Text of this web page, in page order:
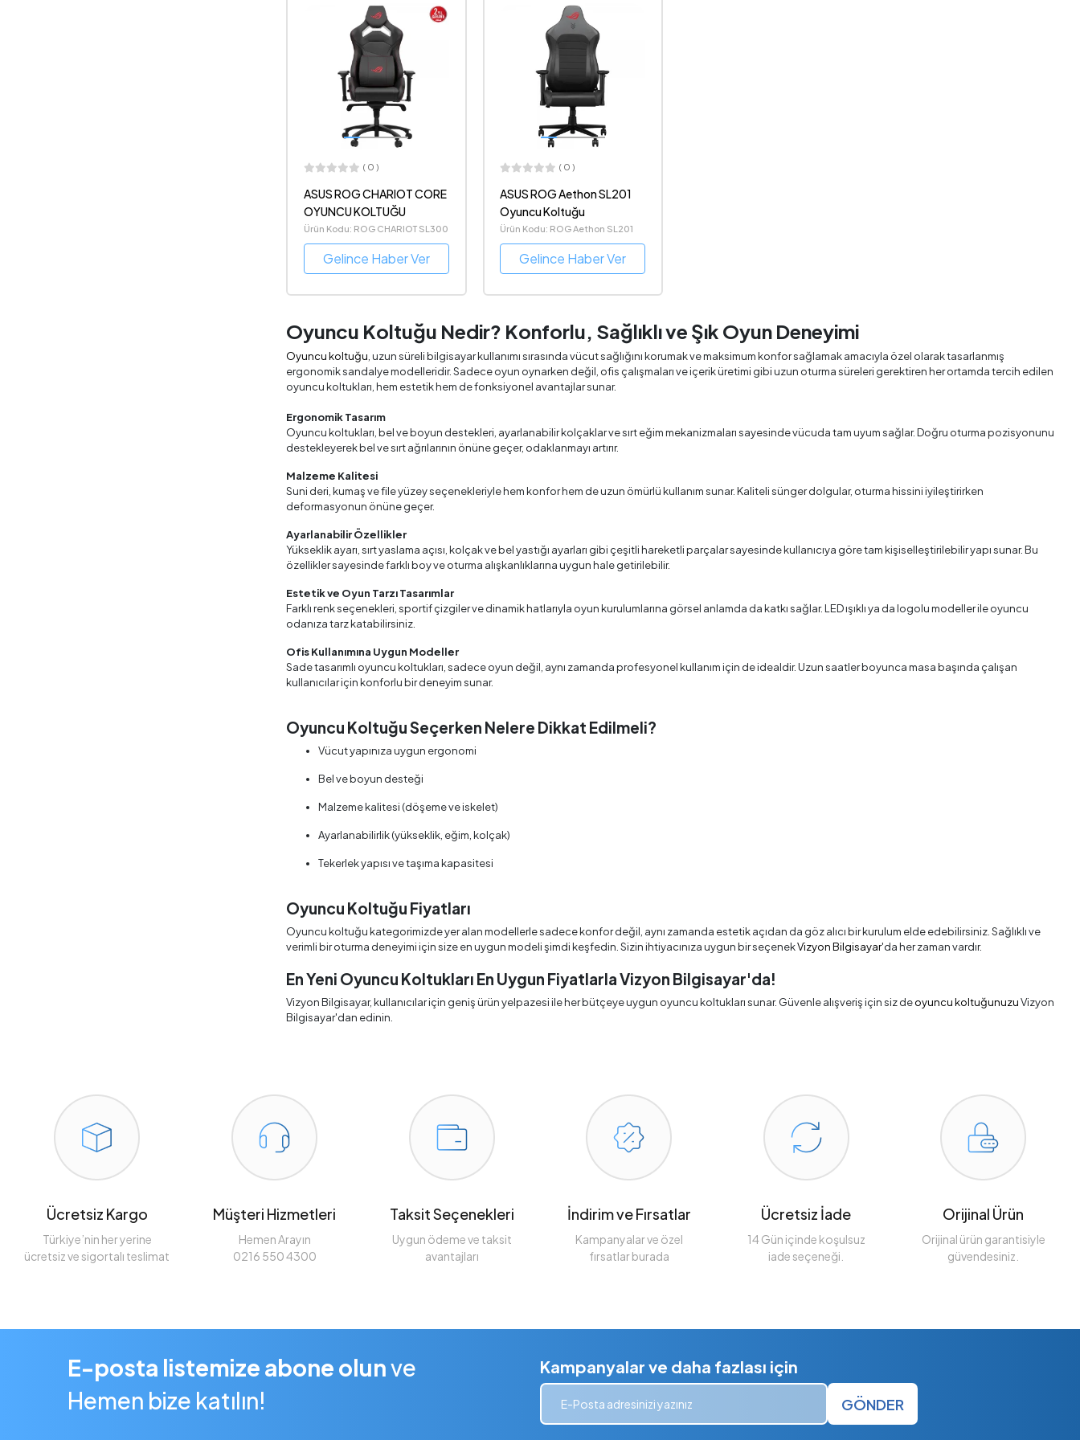
( 0 )
ASUS ROG CHARIOT CORE
OYUNCU KOLTUĞU
Ürün Kodu: ROG CHARIOT SL300
Gelince Haber Ver
( 0 )
ASUS ROG Aethon SL201
Oyuncu Koltuğu
Ürün Kodu: ROG Aethon SL201
Gelince Haber Ver
Oyuncu Koltuğu Nedir? Konforlu, Sağlıklı ve Şık Oyun Deneyimi
Oyuncu koltuğu , uzun süreli bilgisayar kullanımı sırasında vücut sağlığını korumak ve maksimum konfor sağlamak amacıyla özel olarak tasarlanmış
ergonomik sandalye modelleridir. Sadece oyun oynarken değil, ofis çalışmaları ve içerik üretimi gibi uzun oturma süreleri gerektiren her ortamda tercih edilen
oyuncu koltukları, hem estetik hem de fonksiyonel avantajlar sunar.
Ergonomik Tasarım
Oyuncu koltukları, bel ve boyun destekleri, ayarlanabilir kolçaklar ve sırt eğim mekanizmaları sayesinde vücuda tam uyum sağlar. Doğru oturma pozisyonunu
destekleyerek bel ve sırt ağrılarının önüne geçer, odaklanmayı artırır.
Malzeme Kalitesi
Suni deri, kumaş ve file yüzey seçenekleriyle hem konfor hem de uzun ömürlü kullanım sunar. Kaliteli sünger dolgular, oturma hissini iyileştirirken
deformasyonun önüne geçer.
Ayarlanabilir Özellikler
Yükseklik ayarı, sırt yaslama açısı, kolçak ve bel yastığı ayarları gibi çeşitli hareketli parçalar sayesinde kullanıcıya göre tam kişiselleştirilebilir yapı sunar. Bu
özellikler sayesinde farklı boy ve oturma alışkanlıklarına uygun hale getirilebilir.
Estetik ve Oyun Tarzı Tasarımlar
Farklı renk seçenekleri, sportif çizgiler ve dinamik hatlarıyla oyun kurulumlarına görsel anlamda da katkı sağlar. LED ışıklı ya da logolu modeller ile oyuncu
odanıza tarz katabilirsiniz.
Ofis Kullanımına Uygun Modeller
Sade tasarımlı oyuncu koltukları, sadece oyun değil, aynı zamanda profesyonel kullanım için de idealdir. Uzun saatler boyunca masa başında çalışan
kullanıcılar için konforlu bir deneyim sunar.
Oyuncu KoltuğuSeçerken Nelere Dikkat Edilmeli?
Vücut yapınıza uygun ergonomi
Bel ve boyun desteği
Malzeme kalitesi (döşeme ve iskelet)
Ayarlanabilirlik (yükseklik, eğim, kolçak)
Tekerlek yapısı ve taşıma kapasitesi
Oyuncu Koltuğu Fiyatları
Oyuncu koltuğu kategorimizde yer alan modellerle sadece konfor değil, aynı zamanda estetik açıdan da göz alıcı bir kurulum elde edebilirsiniz. Sağlıklı ve
verimli bir oturma deneyimi için size en uygun modeli şimdi keşfedin. Sizin ihtiyacınıza uygun bir seçenekVizyon Bilgisayar'da her zaman vardır.
En Yeni Oyuncu Koltukları En Uygun Fiyatlarla Vizyon Bilgisayar'da!
Vizyon Bilgisayar, kullanıcılar için geniş ürün yelpazesi ile her bütçeye uygun oyuncu koltukları sunar. Güvenle alışveriş için siz deoyuncu koltuğunuzuVizyon
Bilgisayar'dan edinin.
Ücretsiz Kargo
Türkiye’nin her yerine
ücretsiz ve sigortalı teslimat
Müşteri Hizmetleri
Hemen Arayın
0216 550 4300
Taksit Seçenekleri
Uygun ödeme ve taksit
avantajları
İndirim ve Fırsatlar
Kampanyalar ve özel
fırsatlar burada
Ücretsiz İade
14 Gün içinde koşulsuz
iade seçeneği.
Orijinal Ürün
Orijinal ürün garantisiyle
güvendesiniz.
E-posta listemize abone olunve
Hemen bize katılın!
Kampanyalar ve daha fazlası için
GÖNDER